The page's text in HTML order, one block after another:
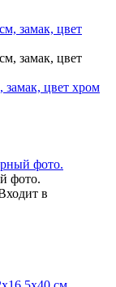
цвет хром
в